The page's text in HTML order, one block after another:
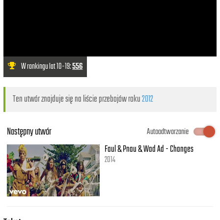
W rankingu lat 10-19:556
Ten utwór znajduje się na liście przebojów roku2012
Następny utwór
Autoodtwarzanie
Faul & Pnau & Wad Ad - Changes
2014